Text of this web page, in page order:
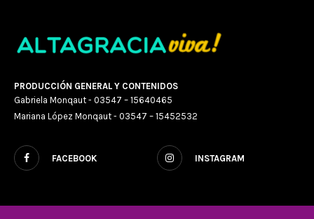
PRODUCCIÓN GENERAL Y CONTENIDOS
Gabriela Monqaut - 03547 – 15640465
Mariana López Monqaut - 03547 – 15452532
FACEBOOK INSTAGRAM